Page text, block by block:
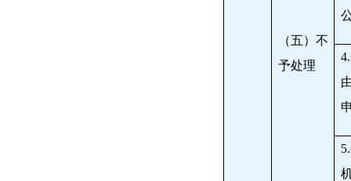
（五）不
予处理
4.
5.